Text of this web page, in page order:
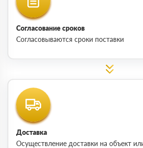
Согласование сроков
Согласовываются сроки поставки
Доставка
Осуществление доставки на объект